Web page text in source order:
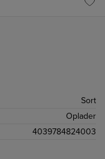
Sort
Oplader
4039784824003